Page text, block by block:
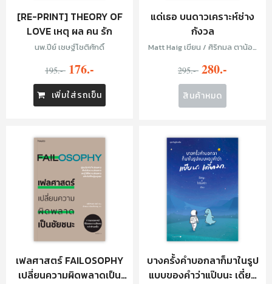
[RE-PRINT] THEORY OF
LOVE เหตุ ผล คน รัก
นพ.ปีย์ เชษฐ์โชติศักดิ์
195.- 176.-
เพิ่มใส่รถเข็น
แด่เธอ บนดาวเคราะห์ช่าง
กังวล
Matt Haig เขียน / ศิริกมล ตาน้อย
295.- 280.-
สินค้าหมด
เฟลศาสตร์ FAILOSOPHY
เปลี่ยนความผิดพลาดเป็น
บางครั้งคำบอกลาก็มาในรูป
แบบของคำว่าแป๊บนะ เดี๋ยว